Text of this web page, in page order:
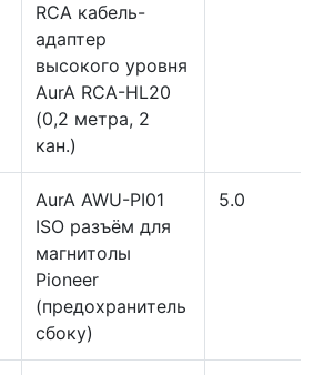
RCA кабель-
адаптер
высокого уровня
AurA RCA-HL20
(0,2 метра, 2
кан.)
AurA AWU-PI01
ISO разъём для
магнитолы
Pioneer
(предохранитель
сбоку)
5.0